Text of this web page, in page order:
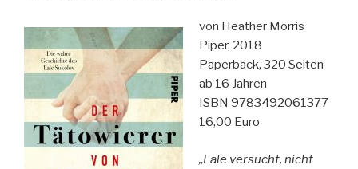
von Heather Morris
Piper, 2018
Paperback, 320 Seiten
ab 16 Jahren
ISBN 9783492061377
16,00 Euro
„Lale versucht, nicht